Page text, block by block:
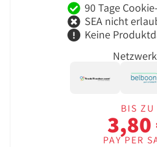
90 Tage
SEA nicht
Keine
BIS ZU
3,80
PAY PER